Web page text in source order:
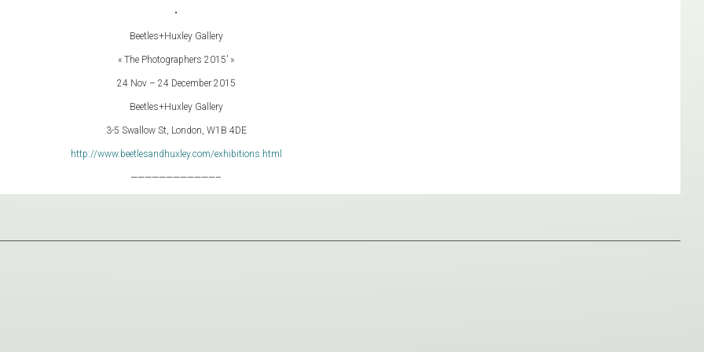
•
Beetles+Huxley Gallery
« The Photographers 2015’ »
24 Nov – 24 December 2015
Beetles+Huxley Gallery
3-5 Swallow St, London, W1B 4DE
http://www.beetlesandhuxley.com/exhibitions.html
————————————–